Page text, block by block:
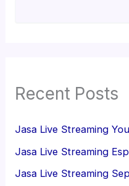
Recent Posts
Jasa Live Streaming
Jasa Live Streaming
Jasa Live Streaming